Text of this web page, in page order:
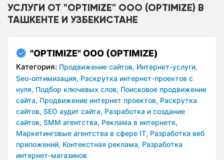
УСЛУГИ ОТ "OPTIMIZE" ООО (OPTIMIZE) В
ТАШКЕНТЕ И УЗБЕКИСТАНЕ
"OPTIMIZE" ООО (OPTIMIZE)
Категория: Продвижение сайтов, Интернет-услуги,
Seo-оптимизация, Раскрутка интернет-проектов с
нуля, Подбор ключевых слов, Поисковое продвижение
сайта, Продвижение интернет проектов, Раскрутка
сайтов, SEO аудит сайта, Разработка и создание
сайтов, SMM агентства, Реклама в интернете,
Маркетинговые агентства в сфере IT, Разработка веб
приложений, Контекстная реклама, Разработка
интернет-магазинов